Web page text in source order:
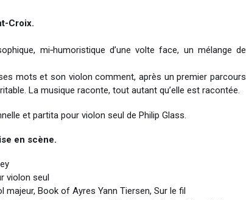
Croix.
mi‑humoristique d’une volte face, un mélange de
mots et son violon comment, après un premier parcours
La musique raconte, tout autant qu’elle est racontée.
et partita pour violon seul de Philip Glass.
en scène.
violon seul
majeur, Book of Ayres Yann Tiersen, Sur le fil